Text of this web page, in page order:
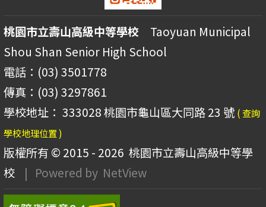
桃園市立壽山高級中等學校 Taoyuan Municipal
Shou Shan Senior High School
電話：(03) 3501778
傳真：(03) 3297861
學校地址： 333028 桃園市龜山區大同路 23 號 ( 查詢
學校地理位置 )
版權所有 © 2015 - 2026 桃園市立壽山高級中等學
校
| Powered by NetView